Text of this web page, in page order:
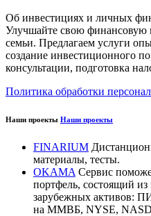
Об инвестициях и личных
Улучшайте свою финансовую
семьи. Предлагаем услуги
создание инвестиционного
консультации, подготовка
Политика обработки
Наши проекты Наши проекты
FINARIUM
материалы, тесты.
OKAMA Сервис
портфель, состоящий
зарубежных активов:
на ММВБ, NYSE,